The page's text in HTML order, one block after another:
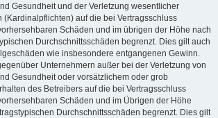
Gesundheit und der Verletzung wesentlicher
(Kardinalpflichten) auf die bei Vertragsschluss
Schäden und im übrigen der Höhe nach
Durchschnittsschäden begrenzt. Dies gilt auch
wie insbesondere entgangenen Gewinn.
Unternehmern außer bei der Verletzung von
Gesundheit oder vorsätzlichem oder grob
des Betreibers auf die bei Vertragsschluss
Schäden und im Übrigen der Höhe
Durchschnittsschäden begrenzt. Dies gilt